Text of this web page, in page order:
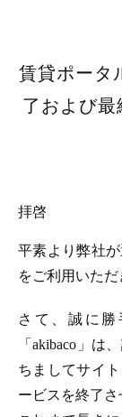
賃貸ポータ
了および
拝啓
平素より弊社が
をご利用いただ
さて、誠に
「akibaco」は
ちましてサイ
ービスを終了さ